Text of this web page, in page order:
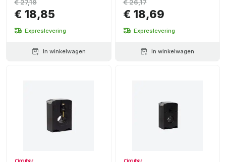
€ 18,85
€ 27,18
Expreslevering
In winkelwagen
€ 18,69
€ 26,17
Expreslevering
In winkelwagen